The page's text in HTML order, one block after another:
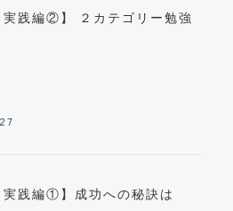
実践編②】 ２カテゴリー勉強
実践編①】成功への秘訣は